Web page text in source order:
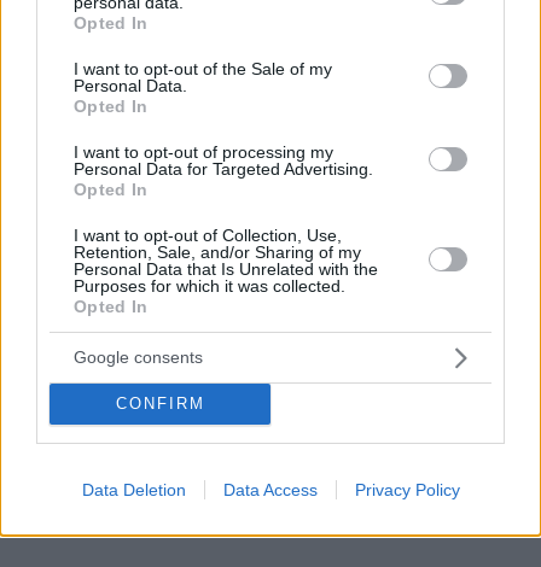
grant or deny consent to Google and its third-party tags to
use your data for below specified purposes in below Google
consent section.
Opted In
I want to opt-out of the Sale of my
Personal Data.
Opted In
I want to opt-out of processing my
Personal Data for Targeted Advertising.
Opted In
I want to opt-out of Collection, Use,
Retention, Sale, and/or Sharing of my
Personal Data that Is Unrelated with the
Purposes for which it was collected.
Opted In
Google consents
CONFIRM
Data Deletion Data Access Privacy Policy
δείτε βίντεο
Συνελήφθη αστυνομικός για επικίνδυνη οδήγηση και
απείθεια
Δημήτρης Ξανθάκης: Η γνήσια λαϊκή φωνή, οι
συνεργασίες, τα κορυφαία του τραγούδια, γιατί δεν
πριν 25 λεπτά
Οι πρώτες δηλώσεις του Λιβάι Γκαρσία: «Με έπεισαν ο
προπονητής και ο τεχνικός διευθυντής του
Παναθηναϊκού», βίντεο
πριν 26 λεπτά
Αυτά είναι τα σημάδια που δείχνουν ότι ο σκύλος σας
είναι παραμελημένος
πριν 27 λεπτά
ΔΕΙΤΕ ΟΛΕΣ ΤΙΣ ΕΙΔΗΣΕΙΣ